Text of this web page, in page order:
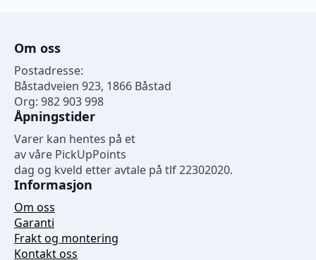
Om oss
Postadresse:
Båstadveien 923, 1866 Båstad
Org: 982 903 998
Åpningstider
Varer kan hentes på et
av våre PickUpPoints
dag og kveld etter avtale på tlf 22302020.
Informasjon
Om oss
Garanti
Frakt og montering
Kontakt oss